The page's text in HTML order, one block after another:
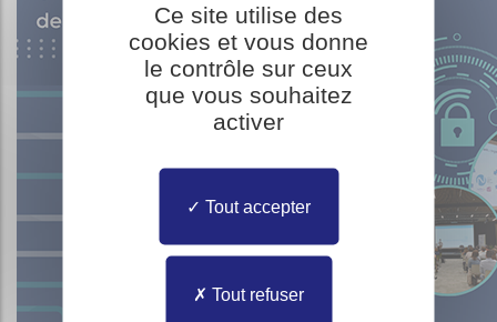
Ce site utilise des
cookies et vous donne
le contrôle sur ceux
que vous souhaitez
activer
Tout accepter
Tout refuser